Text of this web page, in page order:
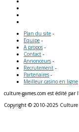
Plan du site -
Equipe -
A propos -
Contact -
Annonceurs -
Recrutement -
Partenaires -
Meilleur casino en ligne
culture-games.com est édité par
Copyright © 2010-2025 Culture